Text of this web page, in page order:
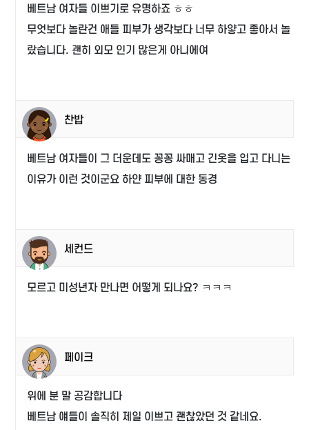
베트남 여자들 이쁘기로 유명하죠 ㅎㅎ
무엇보다 놀란건 애들 피부가 생각보다 너무 하얗고 좋아서 놀
랐습니다. 괜히 외모 인기 많은게 아니에여
찬밥
베트남 여자들이 그 더운데도 꽁꽁 싸매고 긴옷을 입고 다니는
이유가 이런 것이군요 하얀 피부에 대한 동경
세컨드
모르고 미성년자 만나면 어떻게 되나요? ㅋㅋㅋ
페이크
위에 분 말 공감합니다
베트남 얘들이 솔직히 제일 이쁘고 괜찮았던 것 같네요.